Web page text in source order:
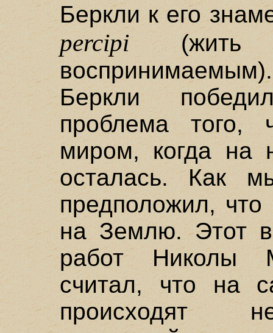
Беркли к его
percipi(жить
Беркли
проблема того,
миром, когда на
осталась. Как
предположил,
на Землю. Этот
работ Николы
считал, что на
происходят